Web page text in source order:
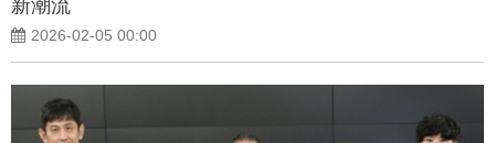
新潮流
2026-02-05 00:00